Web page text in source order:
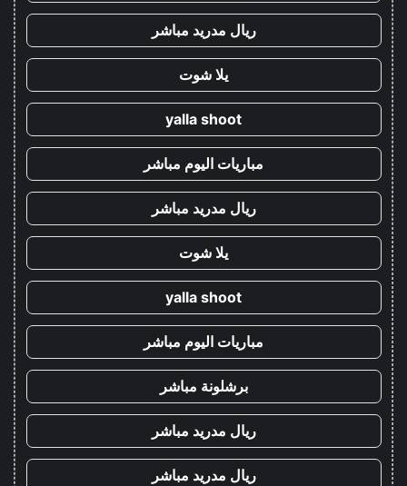
ريال مدريد مباشر
يلا شوت
yalla shoot
مباريات اليوم مباشر
ريال مدريد مباشر
يلا شوت
yalla shoot
مباريات اليوم مباشر
برشلونة مباشر
ريال مدريد مباشر
ريال مدريد مباشر